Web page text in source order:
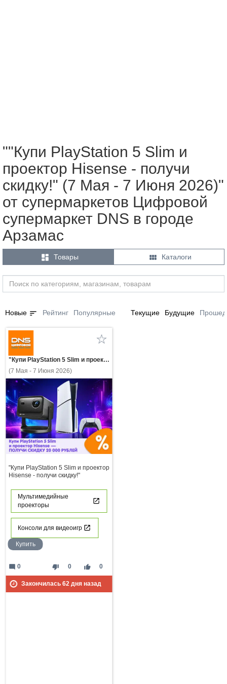
""Купи PlayStation 5 Slim и
проектор Hisense - получи
скидку!" (7 Мая - 7 Июня 2026)"
от супермаркетов Цифровой
супермаркет DNS в городе
Арзамас
 Товары  Каталоги
Новые sort Рейтинг Популярные Текущие Будущие
"Купи PlayStation 5 Slim и проектор Hisense - получи скидку!"
(7 Мая - 7 Июня 2026)
"Купи PlayStation 5 Slim и проектор
Hisense - получи скидку!"
Мультимедийные
проекторы
Консоли для видеоигр
Купить
thumb_down 0 thumb_up 0
mode_comment 0
Закончилась 62дня назад